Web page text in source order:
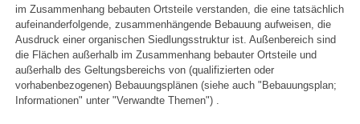
im Zusammenhang bebauten Ortsteile verstanden, die eine tatsächlich
aufeinanderfolgende, zusammenhängende Bebauung aufweisen, die
Ausdruck einer organischen Siedlungsstruktur ist. Außenbereich sind
die Flächen außerhalb im Zusammenhang bebauter Ortsteile und
außerhalb des Geltungsbereichs von (qualifizierten oder
vorhabenbezogenen) Bebauungsplänen (siehe auch "Bebauungsplan;
Informationen" unter "Verwandte Themen") .